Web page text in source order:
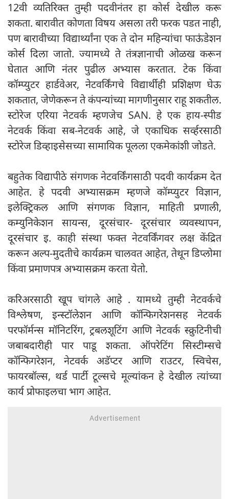
12वी व्यतिरिक्त तुम्ही पदवीनंतर हा कोर्स देखील करू
शकता. बारावीत कोणता विषय असला तरी फरक पडत नाही,
पण बारावीच्या विद्यार्थ्यांना एक ते दोन महिन्यांचा फाऊंडेशन
कोर्स दिला जातो. ज्यामध्ये ते तंत्रज्ञानाची ओळख करून
घेतात आणि नंतर पुढील अभ्यास करतात. टेक किंवा
कॉम्प्युटर हार्डवेअर, नेटवर्किंगचे विद्यार्थीही प्रशिक्षण घेऊ
शकतात, जेणेकरून ते कंपन्यांच्या मागणीनुसार राहू शकतील.
स्टोरेज एरिया नेटवर्क म्हणजेच SAN. हे एक हाय-स्पीड
नेटवर्क किंवा सब-नेटवर्क आहे, जे एकाधिक सर्व्हरसाठी
स्टोरेज डिव्हाइसेसच्या सामायिक पूलला एकमेकांशी जोडते.
बहुतेक विद्यापीठे संगणक नेटवर्किंगसाठी पदवी कार्यक्रम देत
आहेत. हे पदवी अभ्यासक्रम म्हणजे कॉम्प्युटर विज्ञान,
इलेक्ट्रिकल आणि संगणक विज्ञान, माहिती प्रणाली,
कम्युनिकेशन सायन्स, दूरसंचार- दूरसंचार व्यवस्थापन,
दूरसंचार इ. काही संस्था फक्त नेटवर्किंगवर लक्ष केंद्रित
करून अल्प-मुदतीचे कार्यक्रम चालवत आहेत, तेथून डिप्लोमा
किंवा प्रमाणपत्र अभ्यासक्रम करता येतो.
करिअरसाठी खूप चांगले आहे . यामध्ये तुम्ही नेटवर्कचे
विश्लेषण, इन्स्टॉलेशन आणि कॉन्फिगरेशनसह नेटवर्क
परफॉर्मन्स मॉनिटरिंग, ट्रबलशूटिंग आणि नेटवर्क स्क्रुटिनीची
जबाबदारीही पार पाडू शकता. ऑपरेटिंग सिस्टीम्सचे
कॉन्फिगरेशन, नेटवर्क अडॅप्टर आणि राउटर, स्विचेस,
फायरबॉल्स, थर्ड पार्टी टूल्सचे मूल्यांकन हे देखील त्यांच्या
कार्य प्रोफाइलचा भाग आहेत.